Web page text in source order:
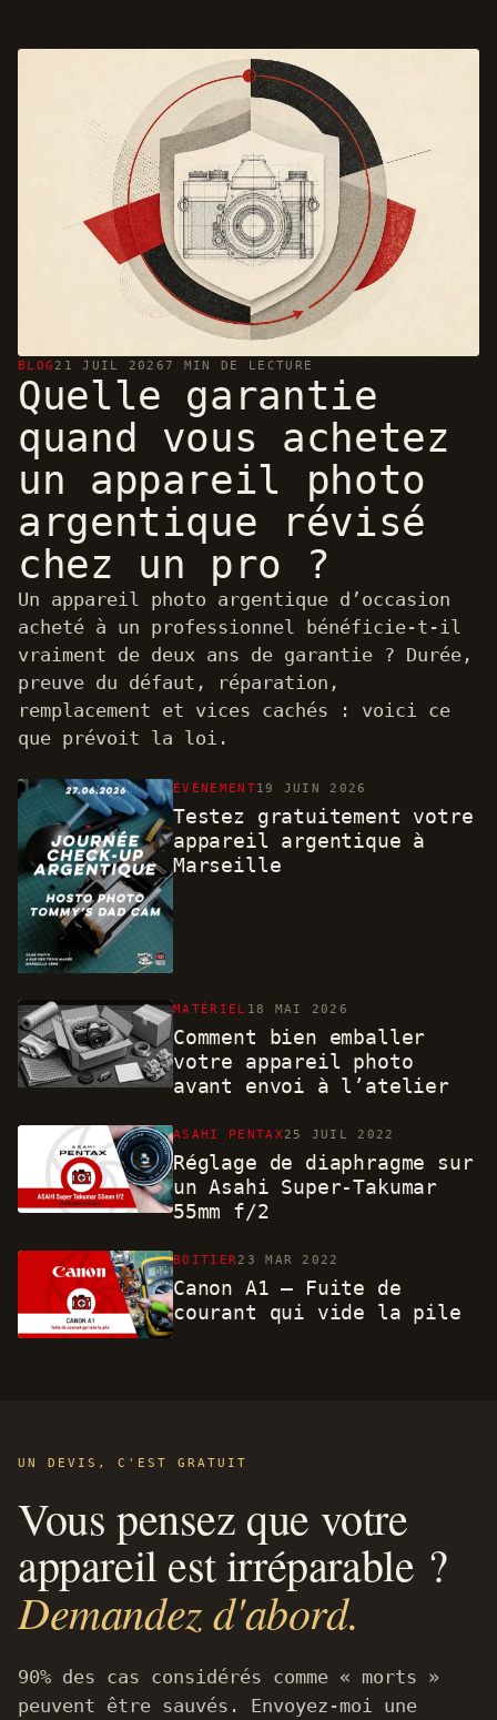
BLOG 21 JUIL 20267 MIN DE LECTURE
Quelle garantie
quand vous achetez
un appareil photo
argentique révisé
chez un pro ?
Un appareil photo argentique d’occasion
acheté à un professionnel bénéficie-t-il
vraiment de deux ans de garantie ? Durée,
preuve du défaut, réparation,
remplacement et vices cachés : voici ce
que prévoit la loi.
ÉVÉNEMENT19 JUIN 2026
Testez gratuitement votre
appareil argentique à
Marseille
MATÉRIEL 18 MAI 2026
Comment bien emballer
votre appareil photo
avant envoi à l’atelier
ASAHI PENTAX25 JUIL 2022
Réglage de diaphragme sur
un Asahi Super-Takumar
55mm f/2
BOITIER23 MAR 2022
Canon A1 – Fuite de
courant qui vide la pile
UN DEVIS, C'EST GRATUIT
Vous pensez que votre
appareil est irréparable ?
Demandez d'abord.
90% des cas considérés comme « morts »
peuvent être sauvés. Envoyez-moi une